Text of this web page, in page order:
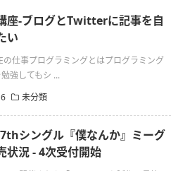
座-ブログとTwitterに記事を自
い
の仕事プログラミングとはプログラミング
強してもシ ...
未分類
シングル『僕なんか』ミーグ
状況 - 4次受付開始